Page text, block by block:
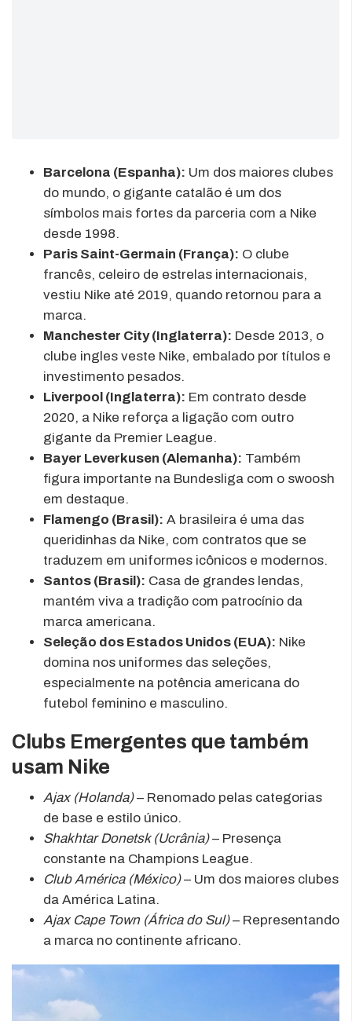
Barcelona (Espanha): Um dos maiores clubes
do mundo, o gigante catalão é um dos
símbolos mais fortes da parceria com a Nike
desde 1998.
Paris Saint-Germain (França): O clube
francês, celeiro de estrelas internacionais,
vestiu Nike até 2019, quando retornou para a
marca.
Manchester City (Inglaterra): Desde 2013, o
clube ingles veste Nike, embalado por títulos e
investimento pesados.
Liverpool (Inglaterra): Em contrato desde
2020, a Nike reforça a ligação com outro
gigante da Premier League.
Bayer Leverkusen (Alemanha): Também
figura importante na Bundesliga com o swoosh
em destaque.
Flamengo (Brasil): A brasileira é uma das
queridinhas da Nike, com contratos que se
traduzem em uniformes icônicos e modernos.
Santos (Brasil): Casa de grandes lendas,
mantém viva a tradição com patrocínio da
marca americana.
Seleção dos Estados Unidos (EUA): Nike
domina nos uniformes das seleções,
especialmente na potência americana do
futebol feminino e masculino.
Clubs Emergentes que também
usam Nike
Ajax (Holanda)– Renomado pelas categorias
de base e estilo único.
Shakhtar Donetsk (Ucrânia)– Presença
constante na Champions League.
Club América (México)– Um dos maiores clubes
da América Latina.
Ajax Cape Town (África do Sul)– Representando
a marca no continente africano.